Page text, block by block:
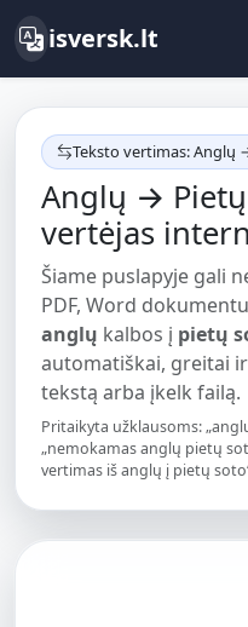
isversk.lt
Teksto vertimas: Anglų
Anglų →
vertėjas
Šiame puslapyje gali
PDF, Word
anglų kalbos į pietų
automatiškai, greitai
tekstą arba įkelk failą.
Pritaikyta užklausoms:
„nemokamas anglų pietų
vertimas iš anglų į pietų